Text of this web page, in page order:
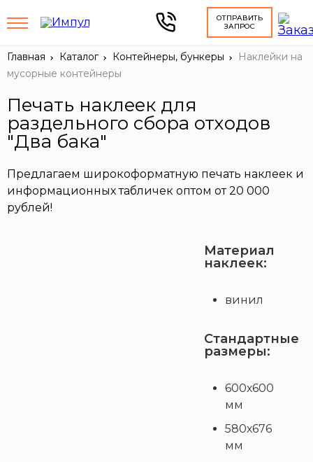
ОТПРАВИТЬ
ЗАПРОС
Главная Каталог Контейнеры, бункеры
Наклейки на
мусорные контейнеры
Печать наклеек для
раздельного сбора отходов
"Два бака"
Предлагаем широкоформатную печать наклеек и
информационных табличек оптом от 20 000
рублей!
Материал
наклеек:
винил
Стандартные
размеры:
600х600
мм
580х676
мм